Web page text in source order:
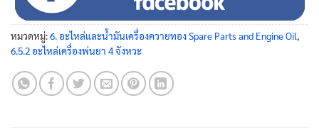
หมวดหมู่:6. อะไหล่และน้ำมันเครื่องควายทอง Spare Parts and Engine Oil,
6.5.2 อะไหล่เครื่องพ่นยา 4 จังหวะ